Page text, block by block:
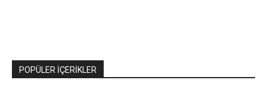
POPÜLER İÇERIKLER